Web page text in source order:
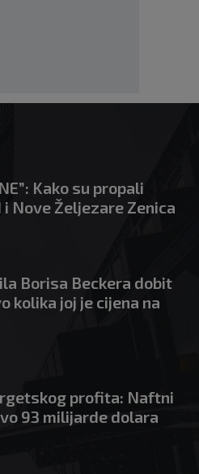
Kako su propali
Nove Željezare Zenica
Borisa Beckera dobit
kolika joj je cijena na
profita: Naftni
93 milijarde dolara